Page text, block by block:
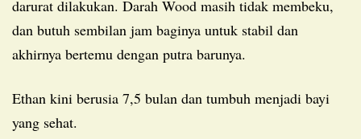
darurat dilakukan. Darah Wood masih tidak membeku,
dan butuh sembilan jam baginya untuk stabil dan
akhirnya bertemu dengan putra barunya.
Ethan kini berusia 7,5 bulan dan tumbuh menjadi bayi
yang sehat.